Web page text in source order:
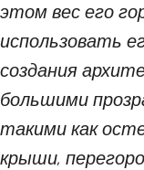
этом вес его
использовать
создания
большими
такими как
крыши,